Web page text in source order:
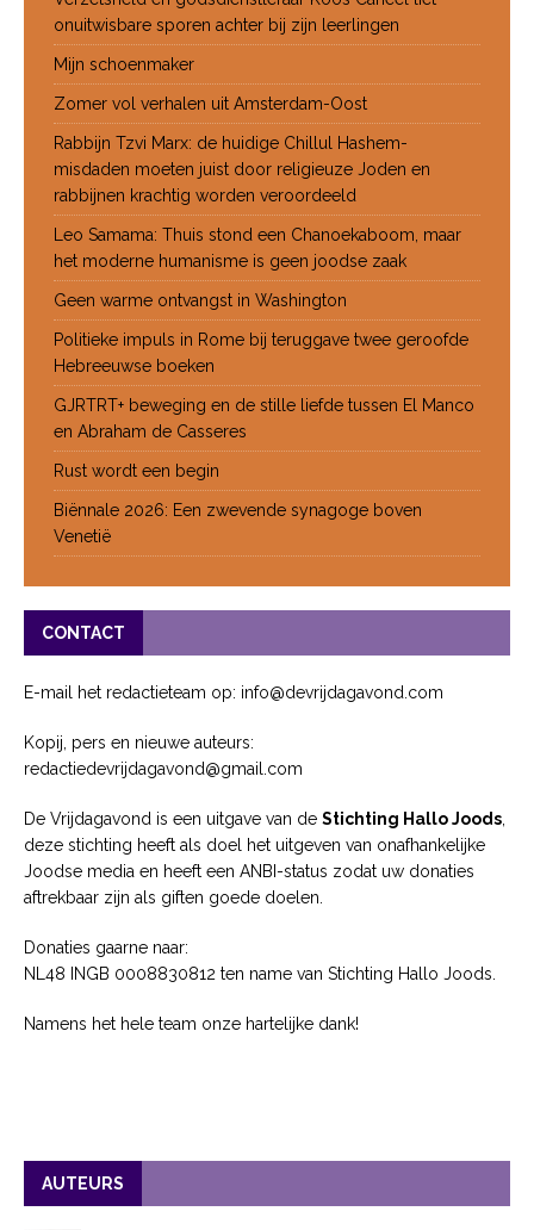
onuitwisbare sporen achter bij zijn leerlingen
Mijn schoenmaker
Zomer vol verhalen uit Amsterdam-Oost
Rabbijn Tzvi Marx: de huidige Chillul Hashem-
misdaden moeten juist door religieuze Joden en
rabbijnen krachtig worden veroordeeld
Leo Samama: Thuis stond een Chanoekaboom, maar
het moderne humanisme is geen joodse zaak
Geen warme ontvangst in Washington
Politieke impuls in Rome bij teruggave twee geroofde
Hebreeuwse boeken
GJRTRT+ beweging en de stille liefde tussen El Manco
en Abraham de Casseres
Rust wordt een begin
Biënnale 2026: Een zwevende synagoge boven
Venetië
CONTACT
E-mail het redactieteam op: info@devrijdagavond.com
Kopij, pers en nieuwe auteurs:
redactiedevrijdagavond@gmail.com
De Vrijdagavond is een uitgave van de Stichting Hallo Joods
deze stichting heeft als doel het uitgeven van onafhankelijke
Joodse media en heeft een ANBI-status zodat uw donaties
aftrekbaar zijn als giften goede doelen.
Donaties gaarne naar:
NL48 INGB 0008830812 ten name van Stichting Hallo Joods.
Namens het hele team onze hartelijke dank!
AUTEURS